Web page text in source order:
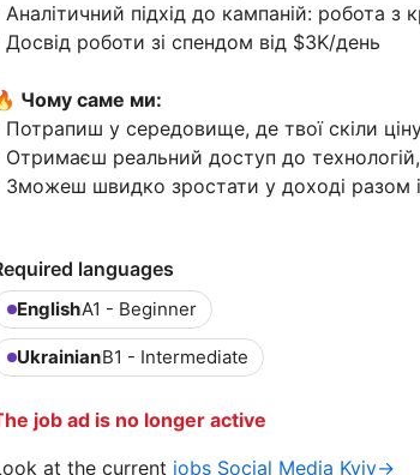
Аналітичний підхід до кампаній: робота
Досвід роботи зі спендом від $3K/день
Чому саме ми:
Потрапиш у середовище, де твої скіли
Отримаєш реальний доступ до
Зможеш швидко зростати у доході разом
languages
EnglishA1 - Beginner
UkrainianB1 - Intermediate
job ad is no longer active
at the current jobs Social Media Kyiv→